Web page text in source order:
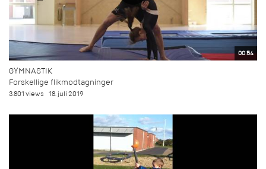
00:54
GYMNASTIK
Forskellige flikmodtagninger
3.801 views 18. juli 2019